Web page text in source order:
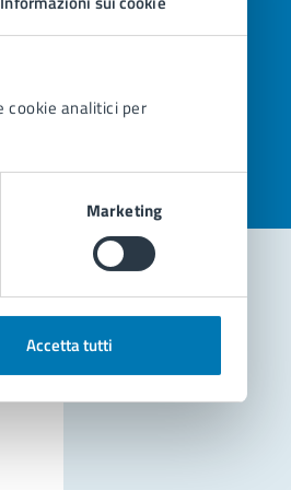
cookie analitici per
Marketing
Accetta tutti